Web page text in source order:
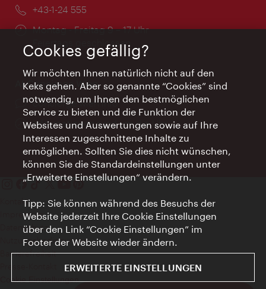
Telefon:
+43-1-24 555
Öffnungszeiten:
Montag - Freitag 9 – 17 Uhr
Feiertags geschlossen
AI Concierge Wien
Ort:
concierge.wien.info
Öffnungszeiten:
Informationen rund um die Uhr
Kontakt
Impressum
Datenschutz
Nutzungsbedingungen
Barrierefreiheit
Cookie Einstellungen
Cookies gefällig?
Wir möchten Ihnen natürlich nicht auf den
Keks gehen. Aber so genannte “Cookies” sind
notwendig, um Ihnen den bestmöglichen
Service zu bieten und die Funktion der
Websites und Auswertungen sowie auf Ihre
Interessen zugeschnittene Inhalte zu
ermöglichen. Sollten Sie dies nicht wünschen,
können Sie die Standardeinstellungen unter
„Erweiterte Einstellungen“ verändern.
Tipp: Sie können während des Besuchs der
Website jederzeit Ihre Cookie Einstellungen
über den Link “Cookie Einstellungen” im
Footer der Website wieder ändern.
ERWEITERTE EINSTELLUNGEN